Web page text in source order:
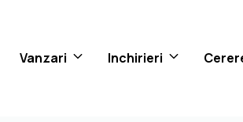
Vanzari Inchirieri